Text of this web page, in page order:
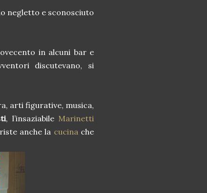
negletto e sconosciuto
in alcuni bar e
discutevano, si
arti figurative, musica,
, l’insaziabile Marinetti
anche la cucina che